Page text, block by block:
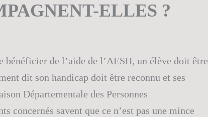
ELLES ?
bénéficier de l’aide de l’AESH, un élève doit être
dit son handicap doit être reconnu et ses
Départementale des Personnes
concernés savent que ce n’est pas une mince